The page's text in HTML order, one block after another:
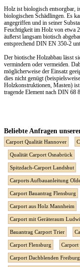
Holz ist biologisch entsorgbar,
biologischen Schädlingen. Es
angegriffen und in seiner
Feuchtigkeit im Holz von etwa
äußerst langsam biotisch
entsprechend DIN EN 350-2
Der biotische Holzabbau lässt
vermindern oder vermeiden.
möglicherweise der Einsatz
dies nicht genügt
Holzkonstruktionen, Masten)
tragende Element nach DIN 68
Beliebte Anfragen
Carport Qualität Hannover
Qualität Carport Osnabrück
Spitzdach-Carport Landshut
Carports Aufbauanleitung
Carport Bauantrag Flensburg
Carport aus Holz Mannheim
Carport mit Geräteraum
Bauantrag Carport Trier
Carport Flensburg Carport
Carport Dachblenden Freiburg